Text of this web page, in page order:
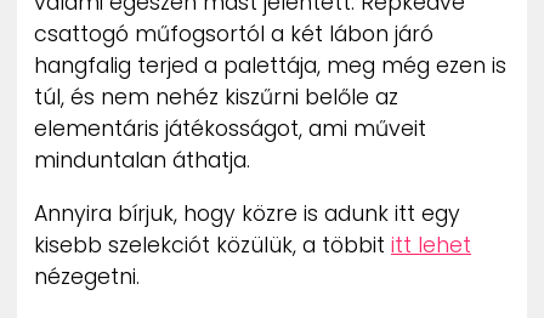
PR-ARCHÍVUM
ADATKEZELÉSI TÁJÉKOZTATÓ
csattogó műfogsortól a két lábon járó
hangfalig terjed a palettája, meg még ezen is
túl, és nem nehéz kiszűrni belőle az
elementáris játékosságot, ami műveit
minduntalan áthatja.
Annyira bírjuk, hogy közre is adunk itt egy
kisebb szelekciót közülük, a többit itt lehet
nézegetni.